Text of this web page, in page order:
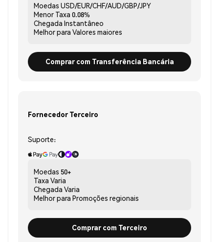
Moedas USD/EUR/CHF/AUD/GBP/JPY
Menor Taxa 0.08%
Chegada Instantâneo
Melhor para Valores maiores
Comprar com Transferência Bancária
Fornecedor Terceiro
Suporte:
Moedas 50+
Taxa Varia
Chegada Varia
Melhor para Promoções regionais
Comprar com Terceiro